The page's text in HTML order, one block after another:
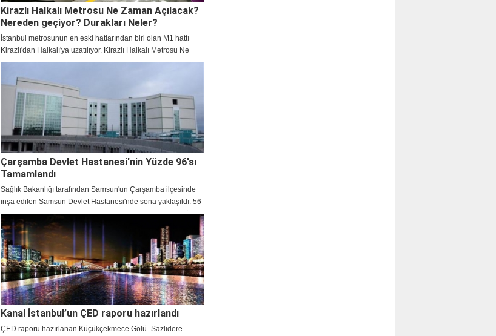
Kirazlı Halkalı Metrosu Ne Zaman Açılacak?
Nereden geçiyor? Durakları Neler?
İstanbul metrosunun en eski hatlarından biri olan M1 hattı
Kirazlı'dan Halkalı'ya uzatılıyor. Kirazlı Halkalı Metrosu Ne
Zaman Açılacak? Nereden geçiyor? Durakları Neler?
Çarşamba Devlet Hastanesi'nin Yüzde 96'sı
Tamamlandı
Sağlık Bakanlığı tarafından Samsun'un Çarşamba ilçesinde
inşa edilen Samsun Devlet Hastanesi'nde sona yaklaşıldı. 56
milyon liralık yatırımla hayata geçirilen yeni hastanenin yüzde
96'sı tamamlandı.
Kanal İstanbul’un ÇED raporu hazırlandı
ÇED raporu hazırlanan Küçükçekmece Gölü- Sazlıdere